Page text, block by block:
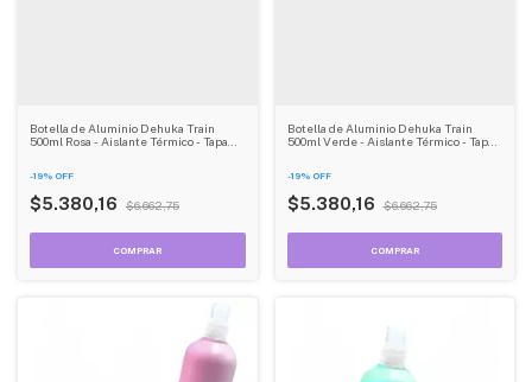
Botella de Aluminio Dehuka Train
500ml Rosa - Aislante Térmico - Tapa
-19% OFF
$5.380,16 $6.662,75
Botella de Aluminio Dehuka Train
500ml Verde - Aislante Térmico - Tapa
-19% OFF
$5.380,16 $6.662,75